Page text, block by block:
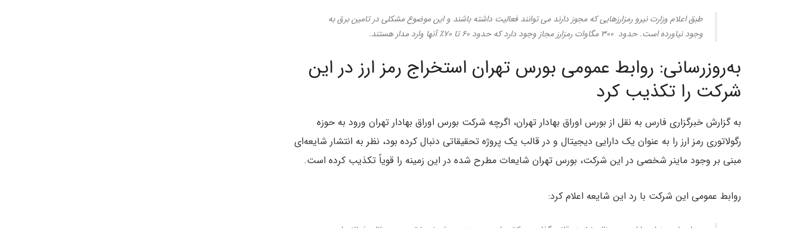
طبق اعلام وزارت نیرو رمزارزهایی که مجوز دارند می توانند فعالیت داشته باشند و این موضوع مشکلی در تامین برق به
وجود نیاورده است. حدود ۳۰۰ مگاوات رمزارز مجاز وجود دارد که حدود ۶۰ تا ۷۰٪ آنها وارد مدار هستند.
به‌روزرسانی: روابط‌ عمومی بورس تهران استخراج رمز ارز در این
شرکت را تکذیب کرد
به گزارش خبرگزاری فارس به نقل از بورس اوراق بهادار تهران،‌ اگرچه شرکت بورس اوراق بهادار تهران ورود به حوزه
رگولاتوری رمز ارز را به عنوان یک دارایی دیجیتال و در قالب یک پروژه تحقیقاتی دنبال کرده بود، نظر به انتشار شایعه‌ای
مبنی بر وجود ماینر شخصی در این شرکت، بورس تهران شایعات مطرح شده در این زمینه را قویاً تکذیب کرده است.
روابط عمومی این شرکت با رد این شایعه اعلام کرد: